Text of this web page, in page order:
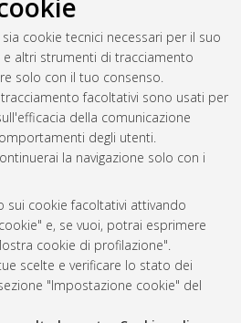
cookie tecnici necessari per il suo
altri strumenti di tracciamento
solo con il tuo consenso.
facoltativi sono usati per
della comunicazione
degli utenti.
la navigazione solo con i
sui cookie facoltativi attivando
e, se vuoi, potrai esprimere
cookie di profilazione".
scelte e verificare lo stato dei
"Impostazione cookie" del
e scuole
di Bologna. Dottorato di
, 37 Ciclo.
il Wed Aug 5 20:42:36 2026